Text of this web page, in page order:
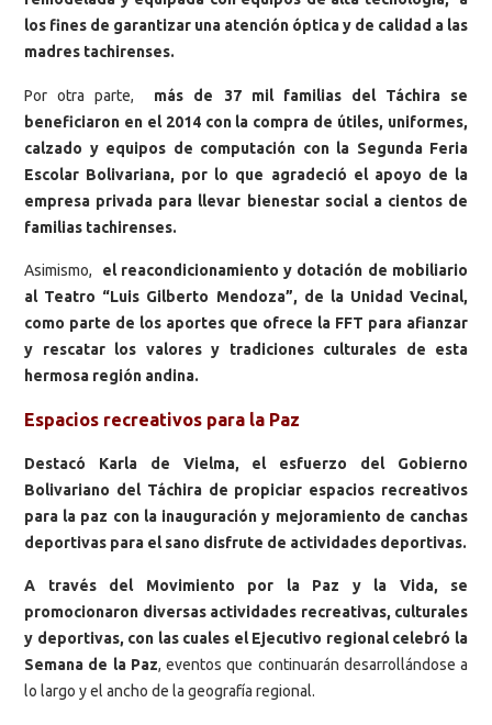
los fines de garantizar una atención óptica y de calidad a las
madres tachirenses.
Por otra parte,
más de 37 mil familias del Táchira se
beneficiaron en el 2014 con la compra de útiles, uniformes,
calzado y equipos de computación con la Segunda Feria
Escolar Bolivariana, por lo que agradeció el apoyo de la
empresa privada para llevar bienestar social a cientos de
familias tachirenses.
Asimismo, el reacondicionamiento y dotación de mobiliario
al Teatro “Luis Gilberto Mendoza”, de la Unidad Vecinal,
como parte de los aportes que ofrece la FFT para afianzar
y rescatar los valores y tradiciones culturales de esta
hermosa región andina.
Espacios recreativos para la Paz
Destacó Karla de Vielma, el esfuerzo del Gobierno
Bolivariano del Táchira de propiciar espacios recreativos
para la paz con la inauguración y mejoramiento de canchas
deportivas para el sano disfrute de actividades deportivas.
A través del Movimiento por la Paz y la Vida, se
promocionaron diversas actividades recreativas, culturales
y deportivas, con las cuales el Ejecutivo regional celebró la
Semana de la Paz, eventos que continuarán desarrollándose a
lo largo y el ancho de la geografía regional.